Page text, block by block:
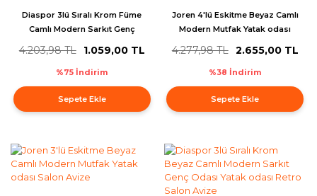
Diaspor 3lü Sıralı Krom Füme
Camlı Modern Sarkıt Genç
4.203,98 TL 1.059,00 TL
%75 İndirim
Sepete Ekle
Joren 4'lü Eskitme Beyaz Camlı
Modern Mutfak Yatak odası
4.277,98 TL 2.655,00 TL
%38 İndirim
Sepete Ekle